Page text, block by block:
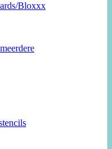
Bloxxx